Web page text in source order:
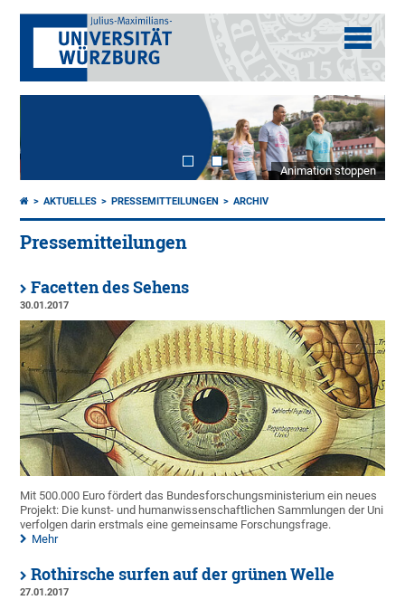
Animation stoppen
AKTUELLES PRESSEMITTEILUNGEN ARCHIV
Pressemitteilungen
Facetten des Sehens
30.01.2017
Mit 500.000 Euro fördert das Bundesforschungsministerium ein neues
Projekt: Die kunst- und humanwissenschaftlichen Sammlungen der Uni
verfolgen darin erstmals eine gemeinsame Forschungsfrage.
Mehr
Rothirsche surfen auf der grünen Welle
27.01.2017